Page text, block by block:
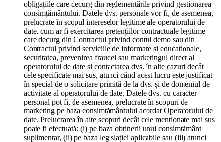
obligațiile care decurg din reglementările privind gestionarea
consimțământului. Datele dvs. personale vor fi, de asemenea,
prelucrate în scopul intereselor legitime ale operatorului de
date, cum ar fi exercitarea pretențiilor contractuale legitime
care decurg din Contractul privind contul demo sau din
Contractul privind serviciile de informare și educaționale,
securitatea, prevenirea fraudei sau marketingul direct al
operatorului de date și contactarea dvs. în alte cazuri decât
cele specificate mai sus, atunci când acest lucru este justificat
în special de o solicitare primită de la dvs. și de domeniul de
activitate al operatorului de date. Datele dvs. cu caracter
personal pot fi, de asemenea, prelucrate în scopuri de
marketing pe baza consimțământului acordat Operatorului de
date. Prelucrarea în alte scopuri decât cele menționate mai sus
poate fi efectuată: (i) pe baza obținerii unui consimțământ
suplimentar, (ii) pe baza legislației aplicabile sau (iii) atunci